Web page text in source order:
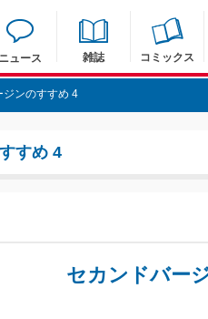
ニュース 雑誌 コミックス
ジンのすすめ 4
すめ 4
セカンドバー